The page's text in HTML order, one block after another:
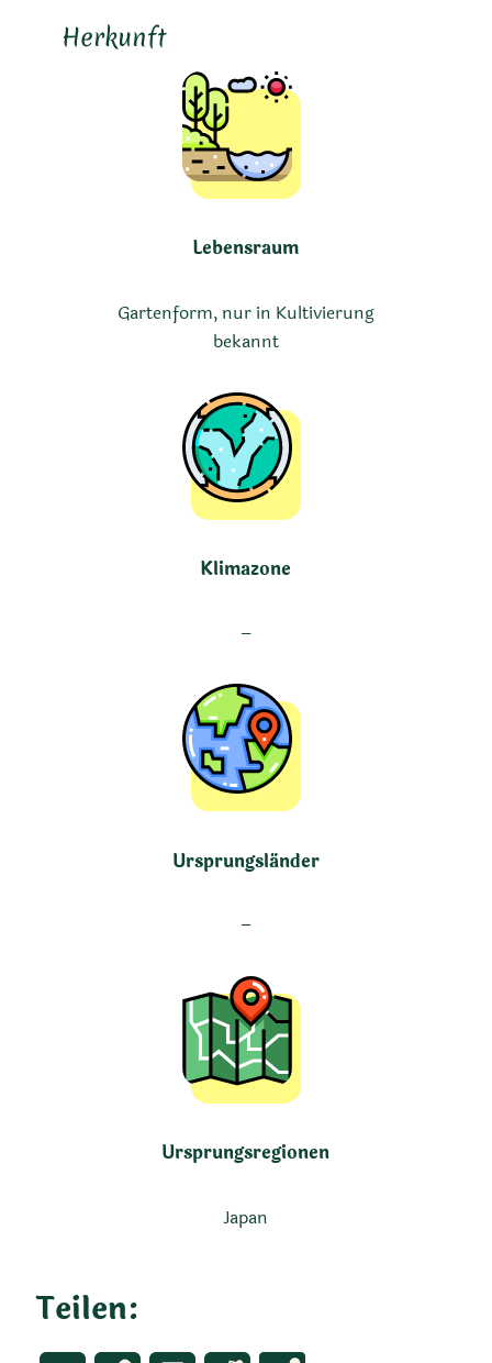
Herkunft
Lebensraum
Gartenform, nur in Kultivierung
bekannt
Klimazone
–
Ursprungsländer
–
Ursprungsregionen
Japan
Teilen: